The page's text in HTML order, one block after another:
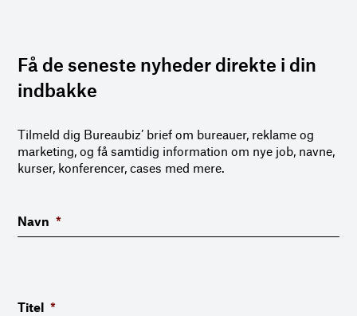
Få de seneste nyheder direkte i din
indbakke
Tilmeld dig Bureaubiz’ brief om bureauer, reklame og
marketing, og få samtidig information om nye job, navne,
kurser, konferencer, cases med mere.
Navn *
Titel *